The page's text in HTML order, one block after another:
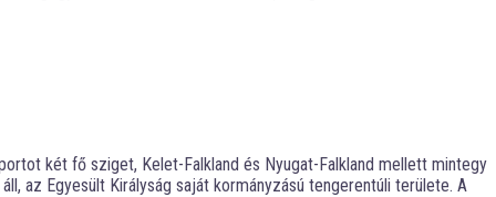
két fő sziget, Kelet-Falkland és Nyugat-Falkland mellett mintegy
az Egyesült Királyság saját kormányzású tengerentúli területe. A